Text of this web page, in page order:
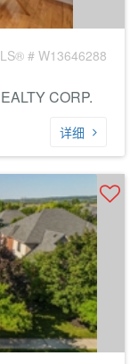
# W13646288
CORP.
详细